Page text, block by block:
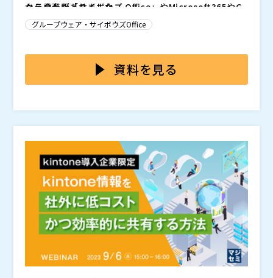
から発表がありました。
クラウド版「サイボウズ Office」やMicrosoft365やG
oogle Workspaceなどのクラウドサービスへの移行が
す。 オンプレ版のグループウェアとしては、サイボウ
ズ「Garoon」や「desknet’s NEO」などがあります
機能は無く、無理やり移行する場合は追加でkintoneな
どのツールが別途必要となります。 結果、高コストに
なってしまうことから、サイボウズ Officeの移行先に
悩まれている企業も多いと思います。
ンプレ版グループウェア「SMALT OFFICE」について以
下の点を解説します。
株式会社オープンソース活用研究所（） マジセミ株式
会社（）
グループウェア・サイボウズOffice
資料を見る